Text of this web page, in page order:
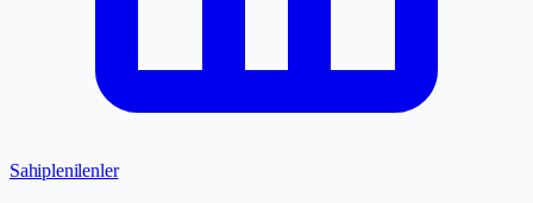
Sahiplenilenler